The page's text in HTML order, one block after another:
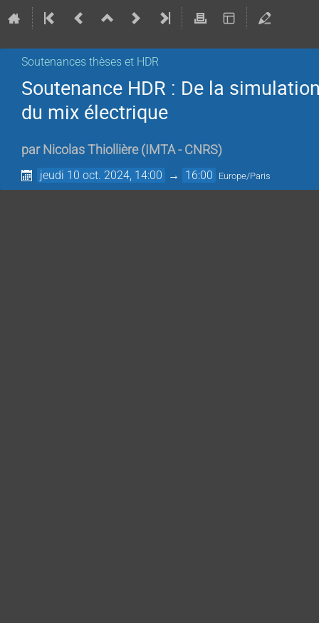
Soutenances thèses et HDR
Soutenance HDR : De la
du mix électrique
par Nicolas Thiollière ( IMTA - CNRS)
jeudi 10 oct. 2024, 14:00 → 16:00 Europe/Paris